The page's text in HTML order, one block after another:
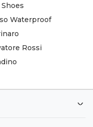
Waterproof
Rossi